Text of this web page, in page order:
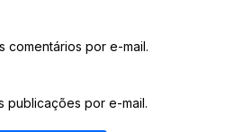
comentários por e-mail.
publicações por e-mail.